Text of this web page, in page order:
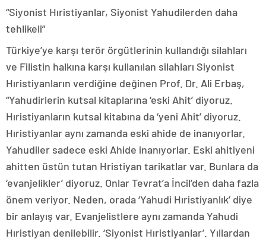
“Siyonist Hıristiyanlar, Siyonist Yahudilerden daha
tehlikeli”
Türkiye’ye karşı terör örgütlerinin kullandığı silahları
ve Filistin halkına karşı kullanılan silahları Siyonist
Hıristiyanların verdiğine değinen Prof. Dr. Ali Erbaş,
“Yahudirlerin kutsal kitaplarına ‘eski Ahit’ diyoruz.
Hıristiyanların kutsal kitabına da ‘yeni Ahit’ diyoruz.
Hıristiyanlar aynı zamanda eski ahide de inanıyorlar.
Yahudiler sadece eski Ahide inanıyorlar. Eski ahitiyeni
ahitten üstün tutan Hristiyan tarikatlar var. Bunlara da
‘evanjelikler’ diyoruz. Onlar Tevrat’a İncil’den daha fazla
önem veriyor. Neden, orada ‘Yahudi Hıristiyanlık’ diye
bir anlayış var. Evanjelistlere aynı zamanda Yahudi
Hıristiyan denilebilir. ‘Siyonist Hıristiyanlar’. Yıllardan